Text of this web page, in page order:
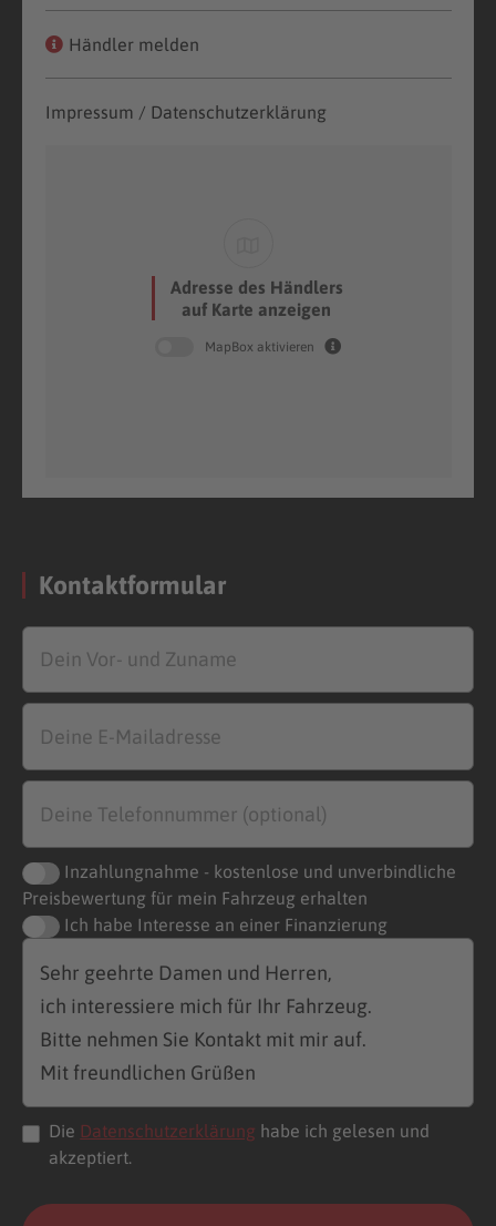
Händler melden
Impressum / Datenschutzerklärung
Adresse des Händlers
auf Karte anzeigen
MapBox aktivieren
Kontaktformular
Inzahlungnahme - kostenlose und unverbindliche
Preisbewertung für mein Fahrzeug erhalten
Ich habe Interesse an einer Finanzierung
Die Datenschutzerklärung habe ich gelesen und
akzeptiert.